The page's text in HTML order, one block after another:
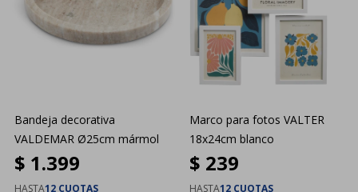
Bandeja decorativa
VALDEMAR Ø25cm mármol
$ 1.399
HASTA12 CUOTAS
Marco para fotos VALTER
18x24cm blanco
$ 239
HASTA12 CUOTAS